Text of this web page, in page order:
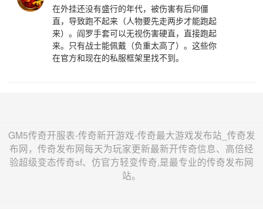
在外挂还没有盛行的年代，被伤害有后仰僵
直，导致跑不起来（人物要先走两步才能跑起
来）。阎罗手套可以无视伤害硬直，直接跑起
来。只有战士能佩戴（负重太高了）。这些你
在官方和现在的私服框架里找不到。
GM5传奇开服表-传奇新开游戏-传奇最大游戏发布站_传奇发
布网，传奇发布网每天为玩家更新最新开传奇信息、高倍经
验超级变态传奇sf、仿官方轻变传奇,是最专业的传奇发布网
站。